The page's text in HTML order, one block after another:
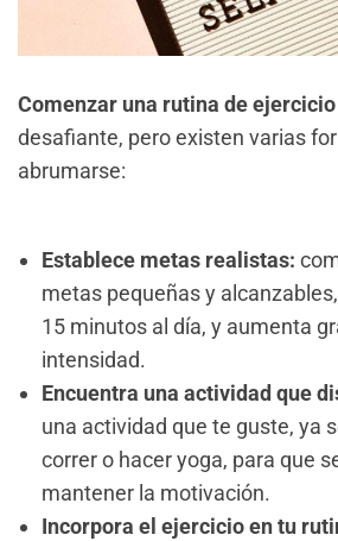
Comenzar una rutina de ejercicio
desafiante, pero existen varias
abrumarse:
Establece metas realistas:
metas pequeñas y
15 minutos al día, y aumenta
intensidad.
Encuentra una actividad que
una actividad que te guste, ya
correr o hacer yoga, para que
mantener la motivación.
Incorpora el ejercicio en tu